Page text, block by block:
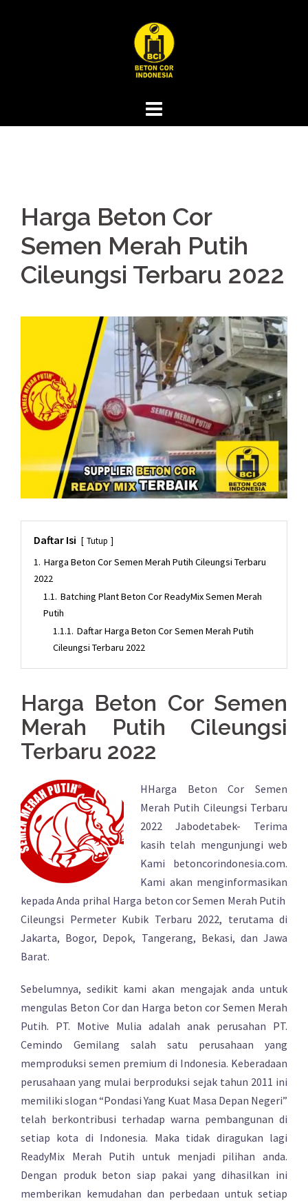
Harga Beton Cor
Semen Merah Putih
Cileungsi Terbaru 2022
Daftar Isi Tutup
1. Harga Beton Cor Semen Merah Putih Cileungsi Terbaru
2022
1.1. Batching Plant Beton Cor ReadyMix Semen Merah
Putih
1.1.1. Daftar Harga Beton Cor Semen Merah Putih
Cileungsi Terbaru 2022
Harga Beton Cor Semen
Merah Putih Cileungsi
Terbaru 2022
HHarga Beton Cor Semen
Merah Putih Cileungsi Terbaru
2022 Jabodetabek- Terima
kasih telah mengunjungi web
Kami betoncorindonesia.com.
Kami akan menginformasikan
kepada Anda prihal Harga beton cor Semen Merah Putih
Cileungsi Permeter Kubik Terbaru 2022, terutama di
Jakarta, Bogor, Depok, Tangerang, Bekasi, dan Jawa
Barat.
Sebelumnya, sedikit kami akan mengajak anda untuk
mengulas Beton Cor dan Harga beton cor Semen Merah
Putih. PT. Motive Mulia adalah anak perusahan PT.
Cemindo Gemilang salah satu perusahaan yang
memproduksi semen premium di Indonesia. Keberadaan
perusahaan yang mulai berproduksi sejak tahun 2011 ini
memiliki slogan “Pondasi Yang Kuat Masa Depan Negeri”
telah berkontribusi terhadap warna pembangunan di
setiap kota di Indonesia. Maka tidak diragukan lagi
ReadyMix Merah Putih untuk menjadi pilihan anda.
Dengan produk beton siap pakai yang dihasilkan ini
memberikan kemudahan dan perbedaan untuk setiap